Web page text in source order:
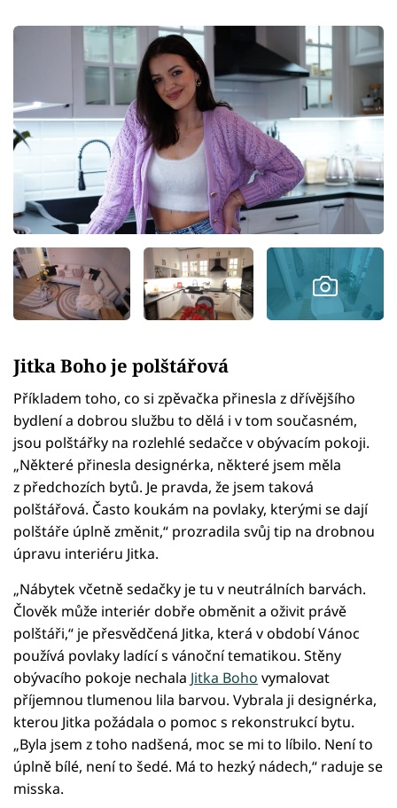
Jitka Boho je polštářová
Příkladem toho, co si zpěvačka přinesla z dřívějšího
bydlení a dobrou službu to dělá i v tom současném,
jsou polštářky na rozlehlé sedačce v obývacím pokoji.
„Některé přinesla designérka, některé jsem měla
z předchozích bytů. Je pravda, že jsem taková
polštářová. Často koukám na povlaky, kterými se dají
polštáře úplně změnit,“ prozradila svůj tip na drobnou
úpravu interiéru Jitka.
„Nábytek včetně sedačky je tu v neutrálních barvách.
Člověk může interiér dobře obměnit a oživit právě
polštáři,“ je přesvědčená Jitka, která v období Vánoc
používá povlaky ladící s vánoční tematikou. Stěny
obývacího pokoje nechala Jitka Boho vymalovat
příjemnou tlumenou lila barvou. Vybrala ji designérka,
kterou Jitka požádala o pomoc s rekonstrukcí bytu.
„Byla jsem z toho nadšená, moc se mi to líbilo. Není to
úplně bílé, není to šedé. Má to hezký nádech,“ raduje se
misska.